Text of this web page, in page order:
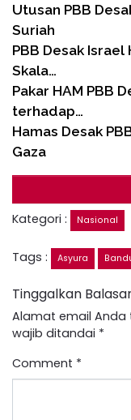
Utusan PBB
Suriah
PBB Desak Israel
Skala…
Pakar HAM PBB
terhadap…
Hamas Desak
Gaza
Kategori : Nasional
Tags : Asyura
Tinggalkan
Alamat email Anda
wajib ditandai *
Comment *